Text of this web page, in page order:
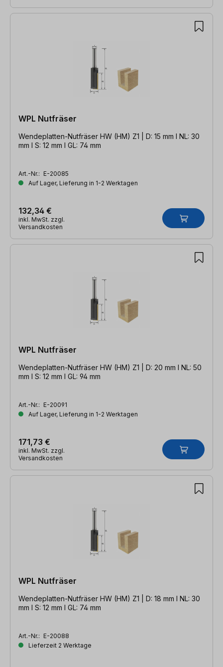
WPL Nutfräser
Wendeplatten-Nutfräser HW (HM) Z1 | D: 15 mm l NL: 30
mm l S: 12 mm l GL: 74 mm
Art.-Nr.: E-20085
Auf Lager, Lieferung in 1-2 Werktagen
132,34 €
inkl. MwSt. zzgl.
Versandkosten
WPL Nutfräser
Wendeplatten-Nutfräser HW (HM) Z1 | D: 20 mm l NL: 50
mm l S: 12 mm l GL: 94 mm
Art.-Nr.: E-20091
Auf Lager, Lieferung in 1-2 Werktagen
171,73 €
inkl. MwSt. zzgl.
Versandkosten
WPL Nutfräser
Wendeplatten-Nutfräser HW (HM) Z1 | D: 18 mm l NL: 30
mm l S: 12 mm l GL: 74 mm
Art.-Nr.: E-20088
Lieferzeit 2 Werktage